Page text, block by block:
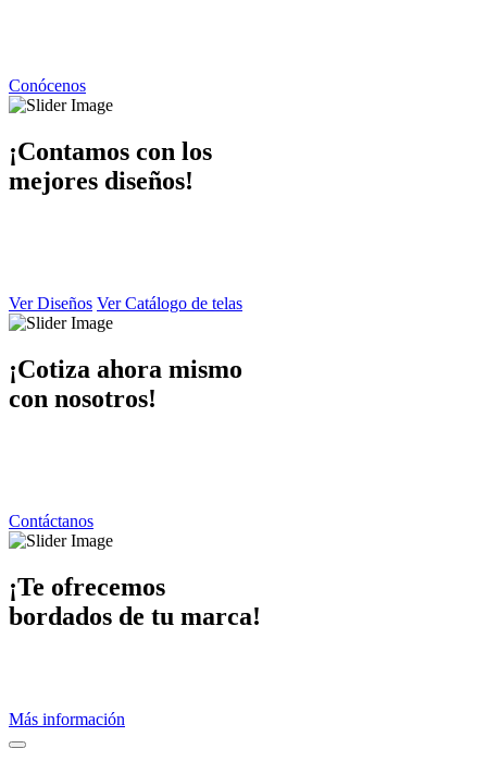
Conócenos
¡Contamos con los
mejores diseños!
Ver Diseños Ver Catálogo de telas
¡Cotiza ahora mismo
con nosotros!
Contáctanos
¡Te ofrecemos
bordados de tu marca!
Más información